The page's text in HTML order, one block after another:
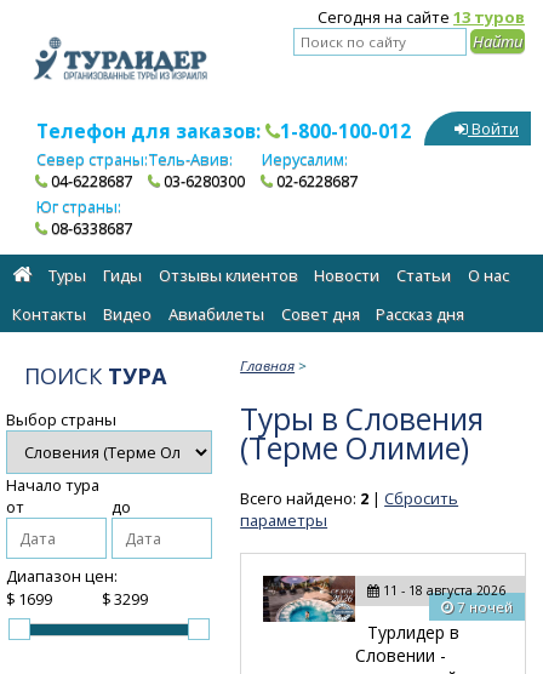
Сегодня на сайте 13 туров
Телефон для заказов: 1-800-100-012
Север страны:
04-6228687
Тель-Авив:
03-6280300
Иерусалим:
02-6228687
Юг страны:
08-6338687
Войти
Туры Гиды Отзывы клиентов Новости Статьи
О нас
Контакты
Видео Авиабилеты Cовет дня Рассказ дня
Главная >
Туры в Словения
(Терме Олимие)
Всего найдено: 2 |Сбросить
параметры
11 - 18 августа 2026
7 ночей
Турлидер в
Словении -
ПОИСК ТУРА
Выбор страны
Начало тура
от
до
Диапазон цен:
$
$